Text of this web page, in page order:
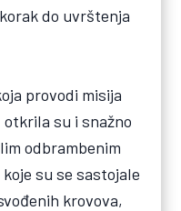
do uvrštenja
provodi misija
su i snažno
odbrambenim
su se sastojale
krovova,